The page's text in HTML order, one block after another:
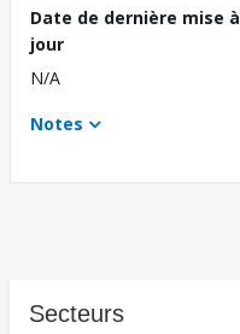
Date de dernière mise à
jour
N/A
Notes
Secteurs